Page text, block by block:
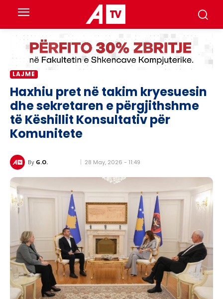
LAJME
Haxhiu pret në takim kryesuesin
dhe sekretaren e përgjithshme
të Këshillit Konsultativ për
Komunitete
By G.O. 28 May, 2026 - 11:49